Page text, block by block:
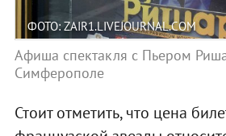
ФОТО: ZAIR1.LIVEJOURNAL.COM
Афиша спектакля с Пьером
Симферополе
Стоит отметить, что цена